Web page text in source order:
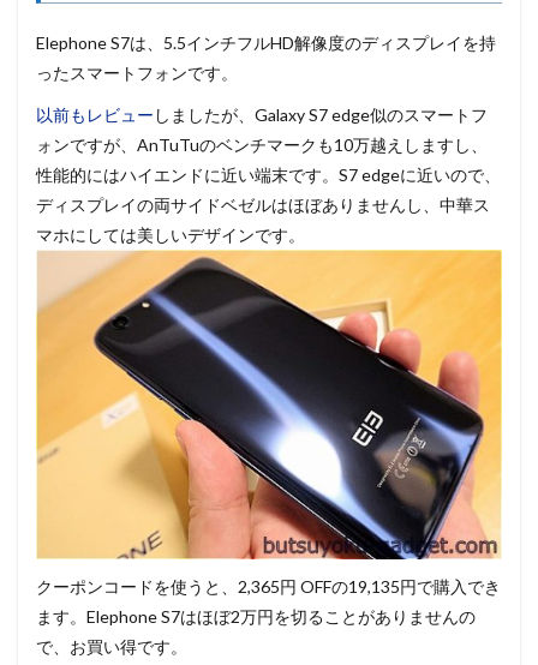
Elephone S7は、5.5インチフルHD解像度のディスプレイを持
ったスマートフォンです。
以前もレビュー しましたが、Galaxy S7 edge似のスマートフ
ォンですが、AnTuTuのベンチマークも10万越えしますし、
性能的にはハイエンドに近い端末です。S7 edgeに近いので、
ディスプレイの両サイドベゼルはほぼありませんし、中華ス
マホにしては美しいデザインです。
クーポンコードを使うと、2,365円 OFFの19,135円で購入でき
ます。Elephone S7はほぼ2万円を切ることがありませんの
で、お買い得です。